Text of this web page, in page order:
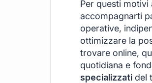
Per questi
accompagnarti
operative,
ottimizzare la
trovare online,
quotidiana e
specializzati del